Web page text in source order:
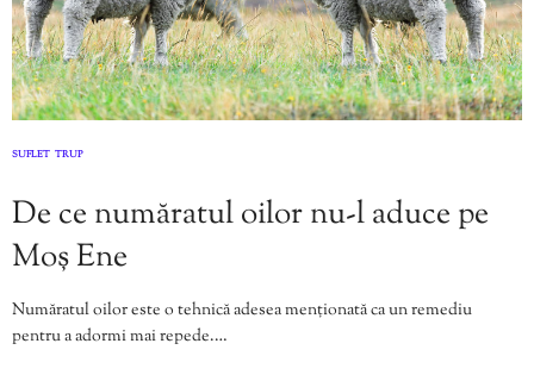
SUFLET TRUP
De ce număratul oilor nu-l aduce pe
Moș Ene
Număratul oilor este o tehnică adesea menționată ca un remediu
pentru a adormi mai repede.…